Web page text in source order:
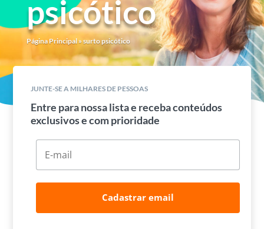
psicótico
Página Principal» surto psicótico
JUNTE-SE A MILHARES DE PESSOAS
Entre para nossa lista e receba conteúdos
exclusivos e com prioridade
Cadastrar email